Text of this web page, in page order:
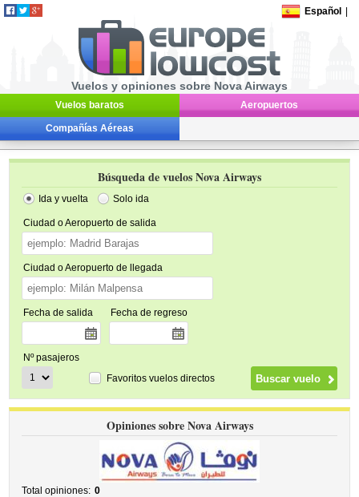
Español
Vuelos y opiniones sobre Nova Airways
Vuelos baratos Aeropuertos
Compañías Aéreas
Búsqueda de vuelos Nova Airways
Ida y vuelta Solo ida
Ciudad o Aeropuerto de salida
Ciudad o Aeropuerto de llegada
Fecha de salida Fecha de regreso
Nº pasajeros
Favoritos vuelos directos
Opiniones sobre Nova Airways
Total opiniones: 0